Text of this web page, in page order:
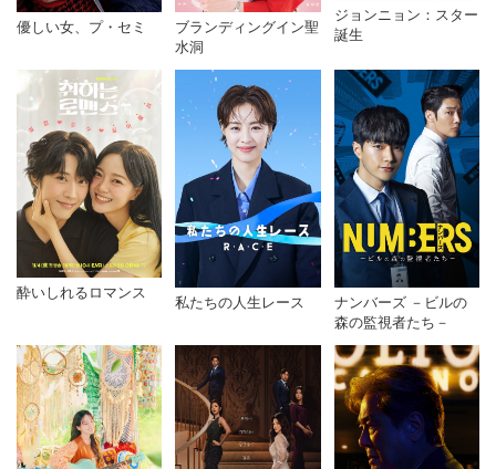
優しい女、プ・セミ
ブランディングイン聖
水洞
ジョンニョン：スター
誕生
酔いしれるロマンス
私たちの人生レース
ナンバーズ －ビルの
森の監視者たち－